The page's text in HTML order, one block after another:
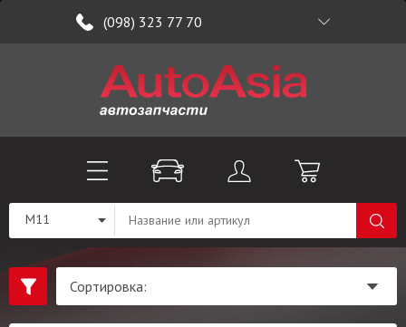
(098) 323 77 70
M11